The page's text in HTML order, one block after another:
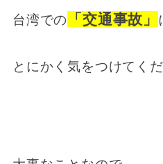
台湾での 「交通事故」
とにかく気をつけてくだ